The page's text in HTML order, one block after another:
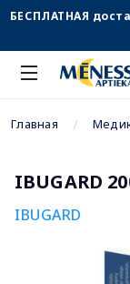
БЕСПЛАТНАЯ
Главная
IBUGARD
IBUGARD